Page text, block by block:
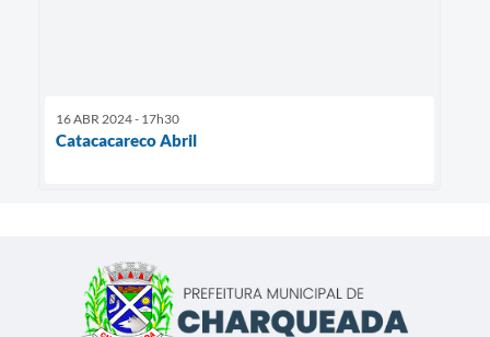
16 ABR 2024 - 17h30
Catacacareco Abril